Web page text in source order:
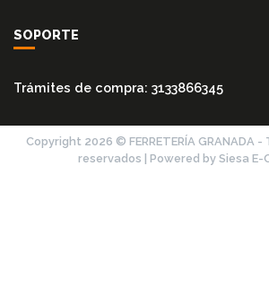
SOPORTE
Trámites de compra: 3133866345
Copyright 2026 © FERRETERÍA GRANADA
reservados | Powered by Siesa E-